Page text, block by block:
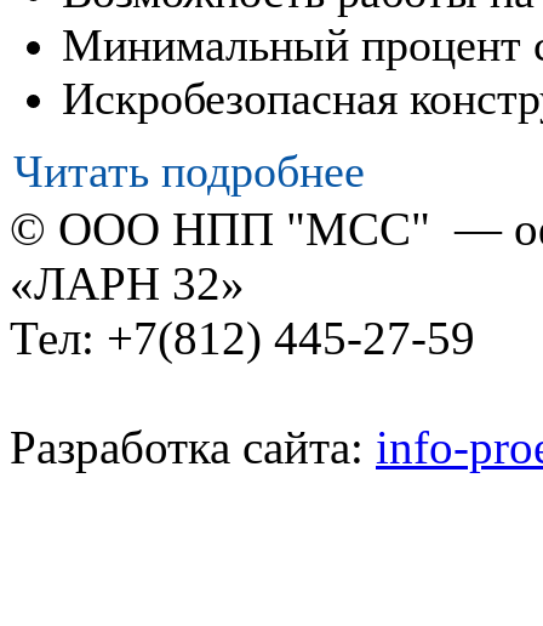
Минимальный процент
Искробезопасная
Читать подробнее
© ООО НПП "МСС" —
«ЛАРН 32»
Тел: +7(812) 445-27-59
Разработка сайта: info-